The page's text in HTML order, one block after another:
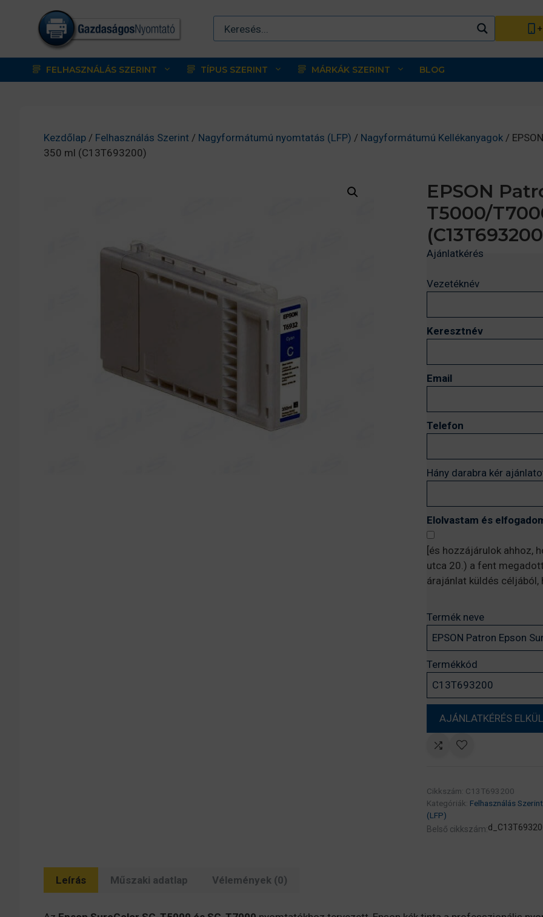
tartalomba
FELHASZNÁLÁS SZERINT TÍPUS SZERINT MÁRKÁK SZERINT BLOG
Kezdőlap / Felhasználás Szerint / Nagyformátumú nyomtatás (LFP) / Nagyformátumú Kellékanyagok /
350 ml (C13T693200)
EPSON
T5000/
Ajánlatkérés
Vezetéknév
Keresztnév
Email
Telefon
Hány darabra kér
Elolvastam és
[és hozzájárulok ahhoz,
utca 20.) a fent
árajánlat küldés
Termék neve
Termékkód
Cikkszám: C13T693200
Kategóriák: Felhasználás Szerint
(LFP)
Belső cikkszám:
Leírás Műszaki adatlap Vélemények (0)